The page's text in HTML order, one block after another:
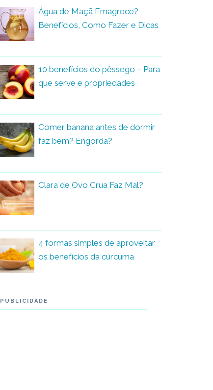
Água de Maçã Emagrece?
Benefícios, Como Fazer e Dicas
10 benefícios do pêssego – Para
que serve e propriedades
Comer banana antes de dormir
faz bem? Engorda?
Clara de Ovo Crua Faz Mal?
4 formas simples de aproveitar
os benefícios da cúrcuma
PUBLICIDADE